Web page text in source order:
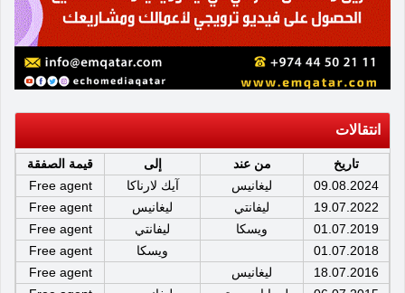
انتقالات
تاريخ من عند إلى
قيمة الصفقة
09.08.2024
ليغانيس آيك لارناكا
Free agent
19.07.2022
ليفانتي ليغانيس
Free agent
01.07.2019
ويسكا ليفانتي
Free agent
01.07.2018
ويسكا
Free agent
18.07.2016
ليغانيس
Free agent